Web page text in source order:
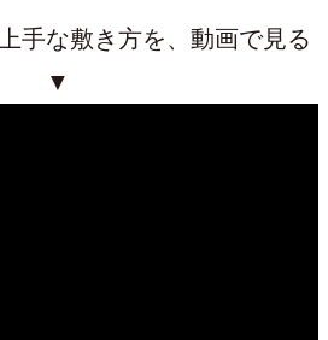
手な敷き方を、動画で見る
▼